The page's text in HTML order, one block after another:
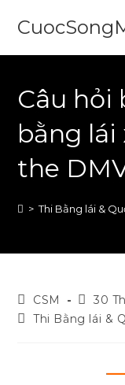
Câu hỏi
bằng lái
the
> Thi Bằng lái &
Post
author:
CSM
Post
30
PostThi Bằng lái &